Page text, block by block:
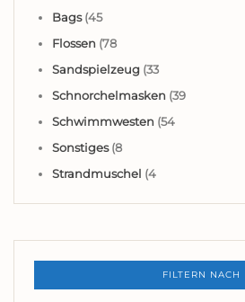
Bags (45
Flossen (78
Sandspielzeug (33
Schnorchelmasken (39
Schwimmwesten (54
Sonstiges (8
Strandmuschel (4
FILTERN NACH